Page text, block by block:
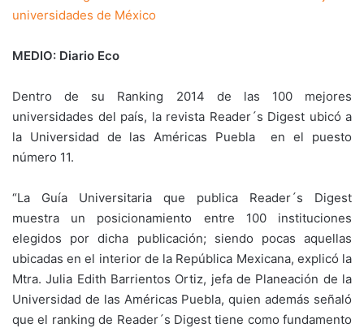
universidades de México
MEDIO: Diario Eco
Dentro de su Ranking 2014 de las 100 mejores
universidades del país, la revista Reader´s Digest ubicó a
la Universidad de las Américas Puebla en el puesto
número 11.
“La Guía Universitaria que publica Reader´s Digest
muestra un posicionamiento entre 100 instituciones
elegidos por dicha publicación; siendo pocas aquellas
ubicadas en el interior de la República Mexicana, explicó la
Mtra. Julia Edith Barrientos Ortiz, jefa de Planeación de la
Universidad de las Américas Puebla, quien además señaló
que el ranking de Reader´s Digest tiene como fundamento